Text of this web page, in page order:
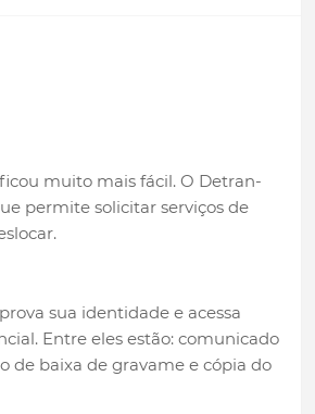
muito mais fácil. O Detran-
permite solicitar serviços de
sua identidade e acessa
Entre eles estão: comunicado
de baixa de gravame e cópia do